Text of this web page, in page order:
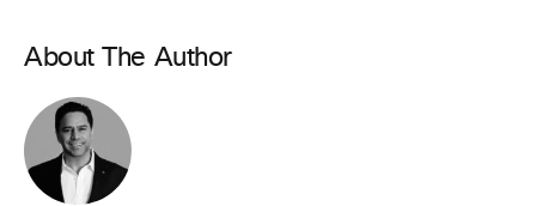
About The Author